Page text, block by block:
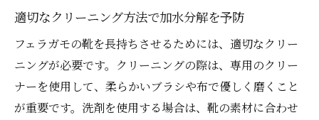
適切なクリーニング方法で加水分解を予防
フェラガモの靴を長持ちさせるためには、適切なクリー
ニングが必要です。クリーニングの際は、専用のクリー
ナーを使用して、柔らかいブラシや布で優しく磨くこと
が重要です。洗剤を使用する場合は、靴の素材に合わせ